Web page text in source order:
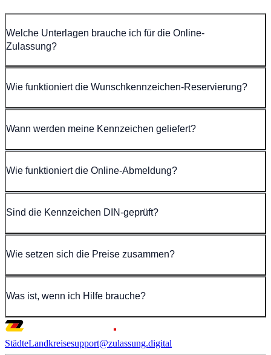
Welche Unterlagen brauche ich für die Online-
Zulassung?
Wie funktioniert die Wunschkennzeichen-Reservierung?
Wann werden meine Kennzeichen geliefert?
Wie funktioniert die Online-Abmeldung?
Sind die Kennzeichen DIN-geprüft?
Wie setzen sich die Preise zusammen?
Was ist, wenn ich Hilfe brauche?
StädteLandkreisesupport@zulassung.digital